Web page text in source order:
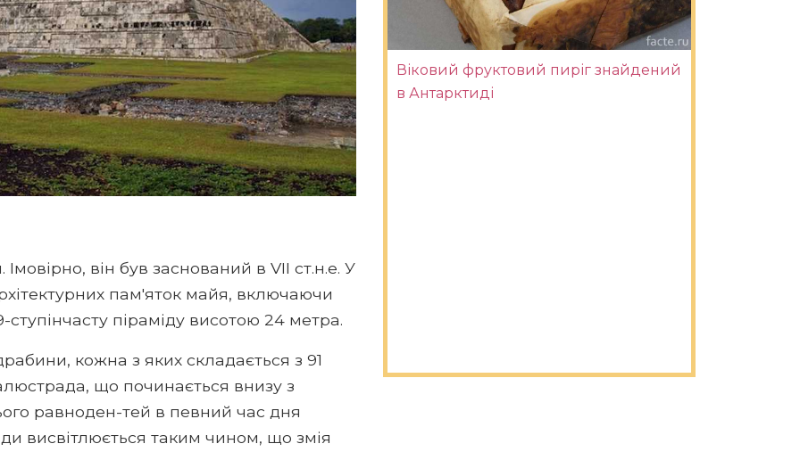
він був заснований в VII ст.н.е. У
пам'яток майя, включаючи
піраміду висотою 24 метра.
кожна з яких складається з 91
що починається внизу з
равноден-тей в певний час дня
висвітлюється таким чином, що змія
Віковий фруктовий пиріг знайдений
в Антарктиді